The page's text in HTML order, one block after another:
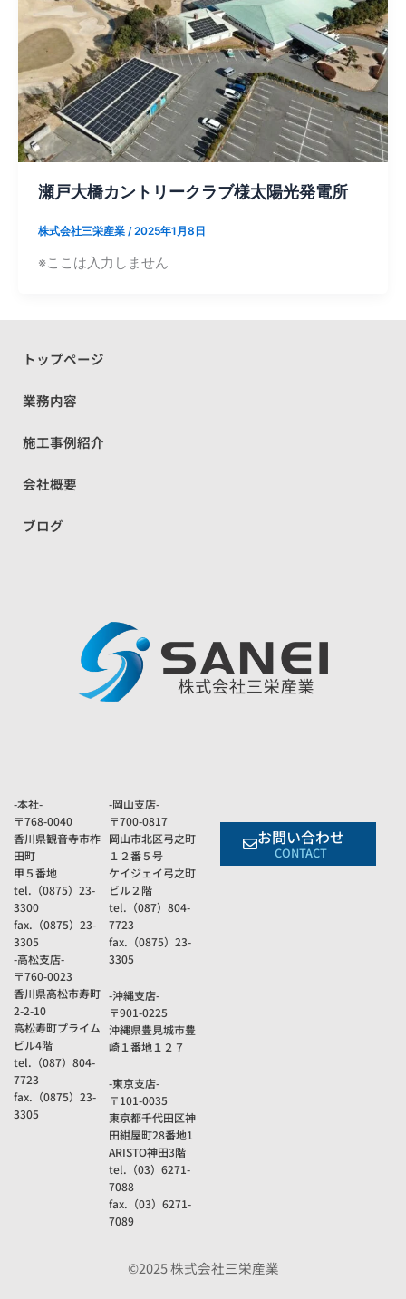
瀬戸大橋カントリークラブ様太陽光発電所
株式会社三栄産業 /2025年1月8日
※ここは入力しません
トップページ
業務内容
施工事例紹介
会社概要
ブログ
-本社-
〒768-0040
香川県観音寺市柞
田町
甲５番地
tel.（0875）23-
3300
fax.（0875）23-
3305
-高松支店-
〒760-0023
香川県高松市寿町
2-2-10
高松寿町プライム
ビル4階
tel.（087）804-
7723
fax.（0875）23-
3305
-岡山支店-
〒700-0817
岡山市北区弓之町
１２番５号
ケイジェイ弓之町
ビル２階
tel.（087）804-
7723
fax.（0875）23-
3305
-沖縄支店-
〒901-0225
沖縄県豊見城市豊
崎１番地１２７
-東京支店-
〒101-0035
東京都千代田区神
田紺屋町28番地1
ARISTO神田3階
tel.（03）6271-
7088
fax.（03）6271-
7089
お問い合わせ
CONTACT
©2025 株式会社三栄産業